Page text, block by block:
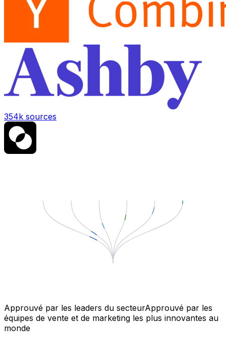
354k sources
Approuvé par les leaders du secteurApprouvé par les
équipes de vente et de marketing les plus innovantes au
monde